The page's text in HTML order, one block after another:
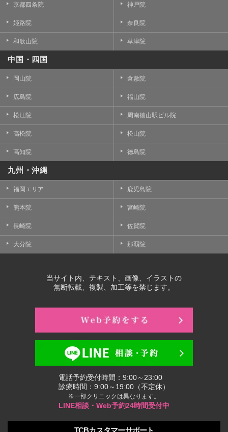
京都四条院 神戸院
姫路院 奈良院
和歌山院 草津院
中国・四国
岡山院 倉敷院
広島院 福山院
松江院 周南徳山駅ビル院
高松院 松山院
高知院 徳島院
九州・沖縄
福岡エリア 鹿児島院
熊本院 宮崎院
長崎院 佐賀院
大分院 那覇院
当サイト内、テキスト、画像、イラストの
無断転載、複製、加工等を禁じます。
電話予約受付時間：9:00～23:00
診療時間：9:00～19:00（不定休）
※一部クリニックは異なります。
LINE相談・Web予約24時間受付中
TCBカスタマーサポート